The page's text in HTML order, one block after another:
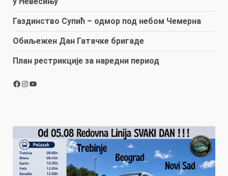
Газдинство Супић – одмор под небом Чемерна
Обиљежен Дан Гатачке бригаде
План рестрикције за наредни период
Facebook
Instagram
YouTube